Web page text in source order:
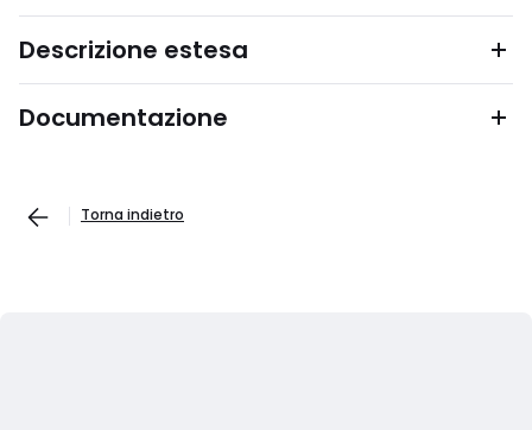
Descrizione estesa
Documentazione
Torna indietro